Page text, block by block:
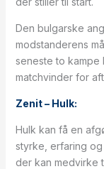
Den bulgarske
modstanderens
seneste to
matchvinder for
Zenit – Hulk:
Hulk kan få en
styrke, erfaring
der kan medvirke